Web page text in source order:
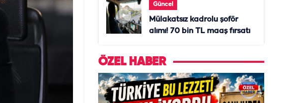
Güncel
Mülakatsız kadrolu şoför
alımı! 70 bin TL maaş fırsatı
ÖZEL HABER